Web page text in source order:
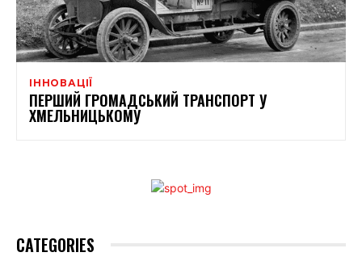
ІННОВАЦІЇ
ПЕРШИЙ ГРОМАДСЬКИЙ ТРАНСПОРТ У
ХМЕЛЬНИЦЬКОМУ
CATEGORIES